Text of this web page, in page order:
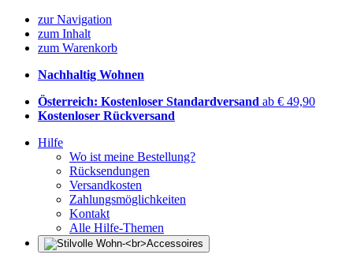
zur Navigation
zum Inhalt
zum Warenkorb
Nachhaltig Wohnen
Österreich: Kostenloser Standardversand ab € 49,90
Kostenloser Rückversand
Hilfe
Wo ist meine Bestellung?
Rücksendungen
Versandkosten
Zahlungsmöglichkeiten
Kontakt
Alle Hilfe-Themen